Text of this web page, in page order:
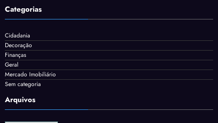
Categorias
Cidadania
Decoração
Finanças
Geral
Mercado Imobiliário
Sem categoria
Arquivos